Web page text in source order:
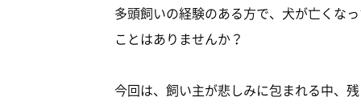
多頭飼いの経験のある方で、犬が亡くな
ことはありませんか？
今回は、飼い主が悲しみに包まれる中、